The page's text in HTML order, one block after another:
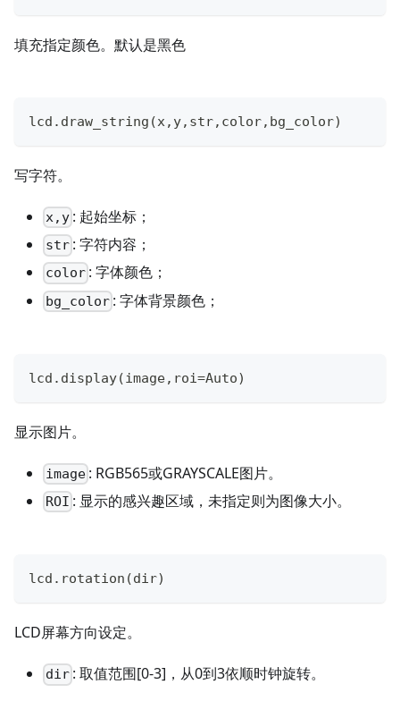
填充指定颜色。默认是黑色
lcd . draw_string (x, y, str, color, bg_color)
写字符。
x,y : 起始坐标；
str : 字符内容；
color : 字体颜色；
bg_color : 字体背景颜色；
lcd . display(image, roi=Auto)
显示图片。
image : RGB565或GRAYSCALE图片。
ROI : 显示的感兴趣区域，未指定则为图像大小。
lcd . rotation (dir)
LCD屏幕方向设定。
dir : 取值范围[0-3] ，从0到3依顺时钟旋转。